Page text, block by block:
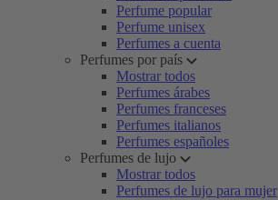
Perfume popular
Perfume unisex
Perfumes a cuenta
Perfumes por país
Mostrar todos
Perfumes árabes
Perfumes franceses
Perfumes italianos
Perfumes españoles
Perfumes de lujo
Mostrar todos
Perfumes de lujo para mujer